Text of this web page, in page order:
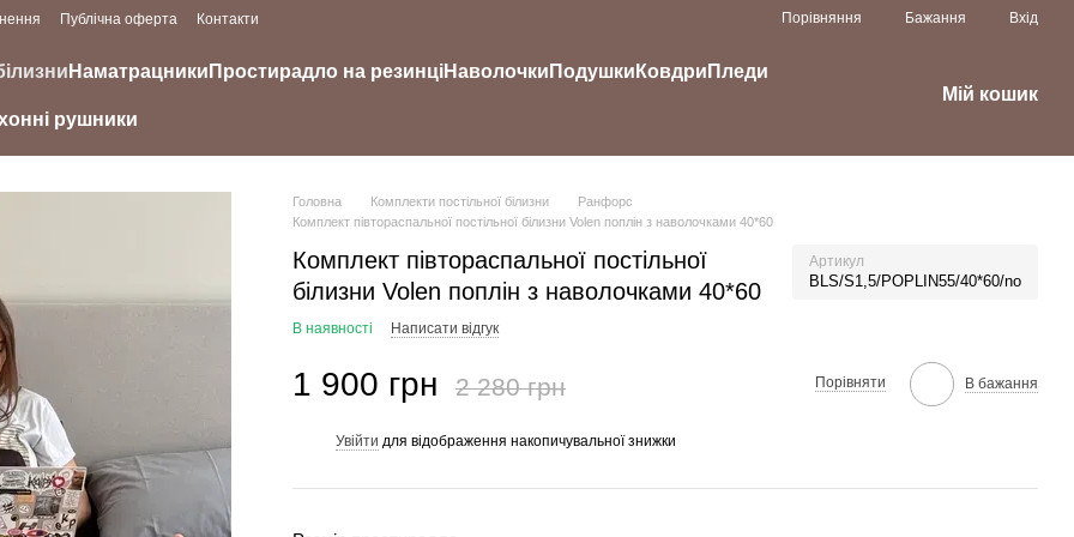
Публічна оферта Контакти Порівняння Бажання Вхід
Наматрацники Простирадло на резинціНаволочки Подушки Ковдри Пледи
рушники
Мій кошик
Головна Комплекти постільної білизни
Ранфорс
Комплект півтораспальної постільної білизни Volen поплін з наволочками 40*60
Комплект півтораспальної постільної
білизни Volen поплін з наволочками 40*60
Артикул
BLS/S1,5/POPLIN55/40*60/no
В наявності Написати відгук
1 900 грн 2 280 грн Порівняти В бажання
Увійти для відображення накопичувальної знижки